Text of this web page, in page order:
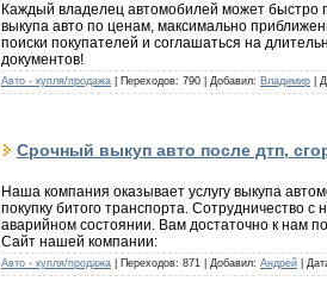
Каждый владелец автомобилей может быстро
выкупа авто по ценам, максимально
поиски покупателей и соглашаться на
документов!
Авто - купля/продажа | Переходов: 790 | Добавил: Владимир |
Срочный выкуп авто после дтп,
Наша компания оказывает услугу выкупа
покупку битого транспорта. Сотрудничество
аварийном состоянии. Вам достаточно к нам
Сайт нашей компании:
Авто - купля/продажа | Переходов: 871 | Добавил: Андрей |